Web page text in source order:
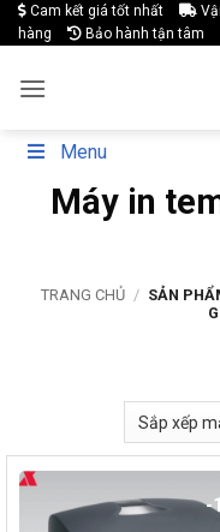
Skip
to
Cam kết giá tốt nhất
hàng
Bảo hành tận tâm
Menu
Máy in
TRANG CHỦ / SẢN
-